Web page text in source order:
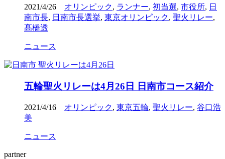
2021/4/26 オリンピック, ランナー, 初当選, 市役所, 日
南市長, 日南市長選挙, 東京オリンピック, 聖火リレー,
髙橋透
ニュース
五輪聖火リレーは4月26日 日南市コース紹介
2021/4/16 オリンピック, 東京五輪, 聖火リレー, 谷口浩
美
ニュース
partner